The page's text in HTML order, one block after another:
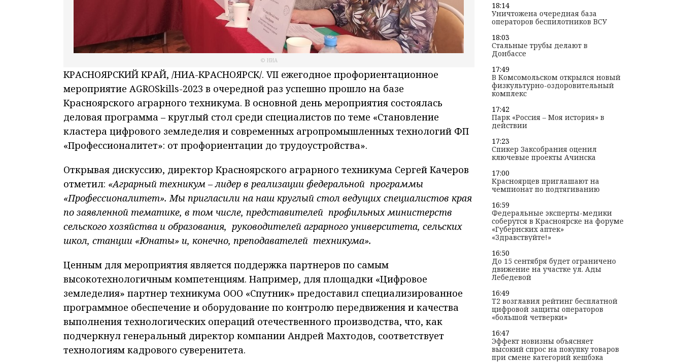
© НИА
КРАСНОЯРСКИЙ КРАЙ, /НИА-КРАСНОЯРСК/. VII ежегодное профориентационное
мероприятие AGROSkills-2023 в очередной раз успешно прошло на базе
Красноярского аграрного техникума. В основной день мероприятия состоялась
деловая программа – круглый стол среди специалистов по теме «Становление
кластера цифрового земледелия и современных агропромышленных технологий ФП
«Профессионалитет»: от профориентации до трудоустройства».
Открывая дискуссию, директор Красноярского аграрного техникума Сергей Качеров
отметил: «Аграрный техникум – лидер в реализации федеральной программы
«Профессионалитет». Мы пригласили на наш круглый стол ведущих специалистов края
по заявленной тематике, в том числе, представителей профильных министерств
сельского хозяйства и образования, руководителей аграрного университета, сельских
школ, станции «Юнаты» и, конечно, преподавателей техникума».
Ценным для мероприятия является поддержка партнеров по самым
высокотехнологичным компетенциям. Например, для площадки «Цифровое
земледелия» партнер техникума ООО «Спутник» предоставил специализированное
программное обеспечение и оборудование по контролю передвижения и качества
выполнения технологических операций отечественного производства, что, как
подчеркнул генеральный директор компании Андрей Махтодов, соответствует
технологиям кадрового суверенитета.
18:14
Уничтожена очередная база
операторов беспилотников ВСУ
18:03
Стальные трубы делают в
Донбассе
17:49
В Комсомольском открылся новый
физкультурно-оздоровительный
комплекс
17:42
Парк «Россия – Моя история» в
действии
17:23
Спикер Заксобрания оценил
ключевые проекты Ачинска
17:00
Красноярцев приглашают на
чемпионат по подтягиванию
16:59
Федеральные эксперты-медики
соберутся в Красноярске на форуме
«Губернских аптек»
«Здравствуйте!»
16:50
До 15 сентября будет ограничено
движение на участке ул. Ады
Лебедевой
16:49
T2 возглавил рейтинг бесплатной
цифровой защиты операторов
«большой четверки»
16:47
Эффект новизны объясняет
высокий спрос на покупку товаров
при смене категорий кешбэка